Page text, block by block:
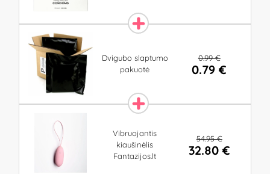
Dvigubo slaptumo
pakuotė
0.99 €
0.79 €
Vibruojantis
kiaušinėlis
Fantazijos.lt
54.95 €
32.80 €